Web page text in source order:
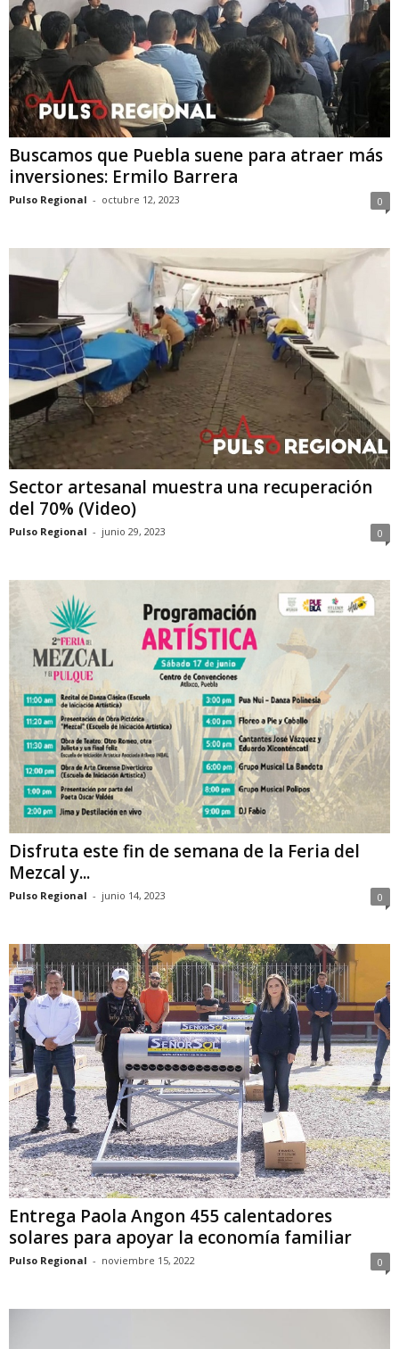
Buscamos que Puebla suene para atraer más
inversiones: Ermilo Barrera
Pulso Regional - octubre 12, 2023 0
Sector artesanal muestra una recuperación
del 70% (Video)
Pulso Regional - junio 29, 2023 0
Disfruta este fin de semana de la Feria del
Mezcal y...
Pulso Regional - junio 14, 2023 0
Entrega Paola Angon 455 calentadores
solares para apoyar la economía familiar
Pulso Regional - noviembre 15, 2022 0